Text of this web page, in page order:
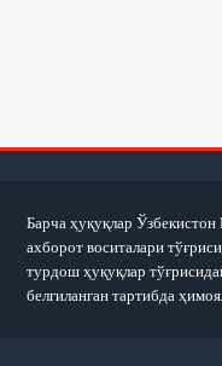
Барча ҳуқуқлар
ахборот воситалари
турдош ҳуқуқлар
белгиланган тартибда